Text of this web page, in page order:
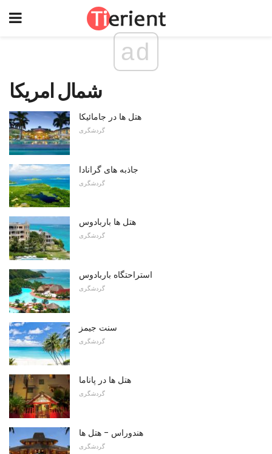
ad
شمال امریکا
هتل ها در جامائیکا
گردشگری
جاذبه های گرانادا
گردشگری
هتل ها باربادوس
گردشگری
استراحتگاه باربادوس
گردشگری
سنت جیمز
گردشگری
هتل ها در پاناما
گردشگری
هندوراس - هتل ها
گردشگری